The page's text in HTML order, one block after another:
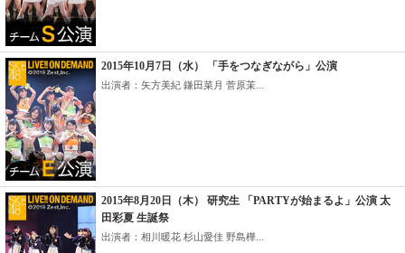
2015年10月7日（水） 「手をつなぎながら」公演
出演者：矢方美紀 鎌田菜月 菅原茉...
2015年8月20日（木） 研究生 「PARTYが始まるよ」公演 太
田彩夏 生誕祭
出演者：相川暖花 杉山愛佳 野島樺...